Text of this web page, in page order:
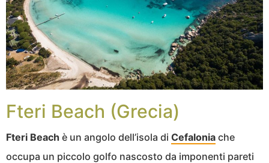
Fteri Beach (Grecia)
Fteri Beach è un angolo dell’isola di Cefalonia che
occupa un piccolo golfo nascosto da imponenti pareti